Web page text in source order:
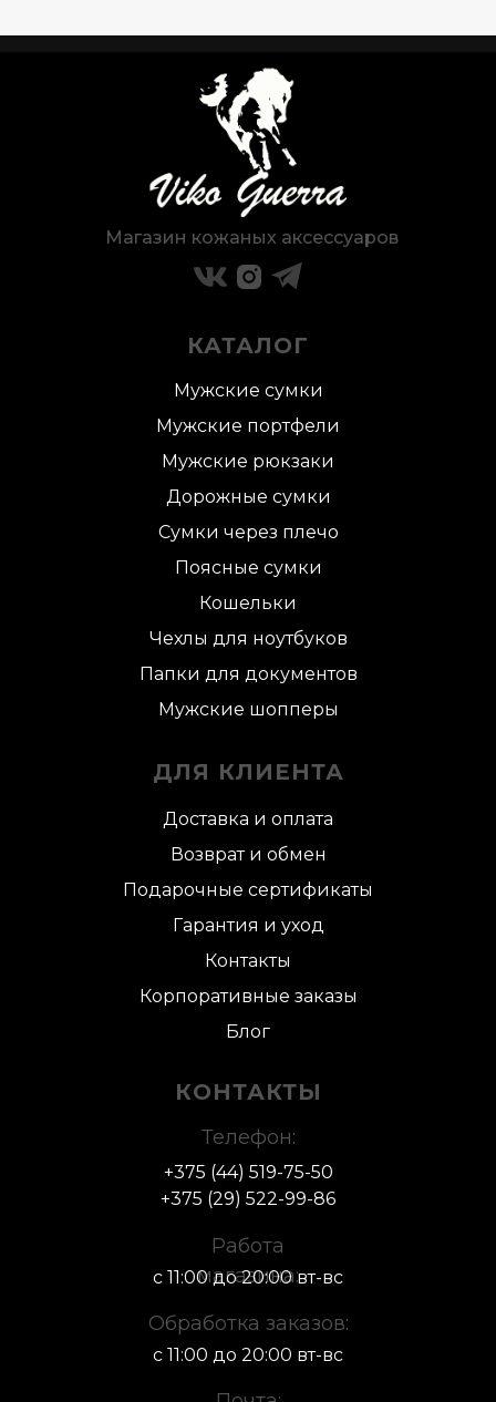
ДЛЯ КЛИЕНТА
Доставка и оплата
Возврат и обмен
Подарочные сертификаты
Гарантия и уход
Контакты
Корпоративные заказы
Блог
КАТАЛОГ
Мужские сумки
Мужские портфели
Мужские рюкзаки
Дорожные сумки
Сумки через плечо
Поясные сумки
Кошельки
Чехлы для ноутбуков
Папки для документов
Мужские шопперы
КОНТАКТЫ
Телефон:
+375 (44) 519-75-50
+375 (29) 522-99-86
Работа
магазина:
с 11:00 до 20:00 вт-вс
Обработка заказов:
с 11:00 до 20:00 вт-вс
Магазин кожаных аксессуаров